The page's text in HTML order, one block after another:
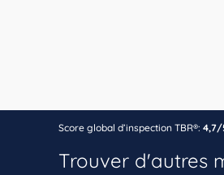
Score global d’inspection TBR®: 4,7/
Trouver d'autres